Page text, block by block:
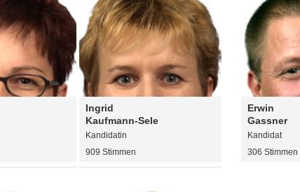
Ingrid
Kaufmann-Sele
Kandidatin
909 Stimmen
Erwin
Gassner
Kandidat
306 Stimmen